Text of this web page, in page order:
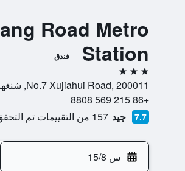
Road Metro
Station
فندق
3 نجوم
No.7 Xujiahui Road, 200011, شنغهاي, مقاطعة شانغهاي, الصين
+86 215 569 8808
7.7 جيد 157 من التقييمات تم التحقق منها
س 15/8